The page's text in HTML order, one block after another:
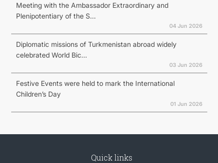
Meeting with the Ambassador Extraordinary and
Plenipotentiary of the S...
04 Jun 2026
Diplomatic missions of Turkmenistan abroad widely
celebrated World Bic...
03 Jun 2026
Festive Events were held to mark the International
Children’s Day
01 Jun 2026
Quick links